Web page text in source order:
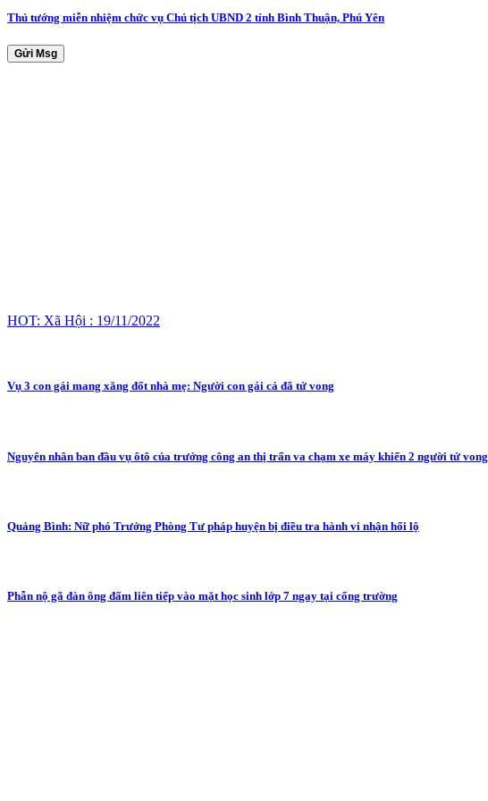
Thủ tướng miễn nhiệm chức vụ Chủ tịch UBND 2 tỉnh Bình Thuận, Phú Yên
Gửi Msg
HOT: Xã Hội : 19/11/2022
Vụ 3 con gái mang xăng đốt nhà mẹ: Người con gái cả đã tử vong
Nguyên nhân ban đầu vụ ôtô của trưởng công an thị trấn va chạm xe máy khiến 2 người tử vong
Quảng Bình: Nữ phó Trưởng Phòng Tư pháp huyện bị điều tra hành vi nhận hối lộ
Phẫn nộ gã đàn ông đấm liên tiếp vào mặt học sinh lớp 7 ngay tại cổng trường